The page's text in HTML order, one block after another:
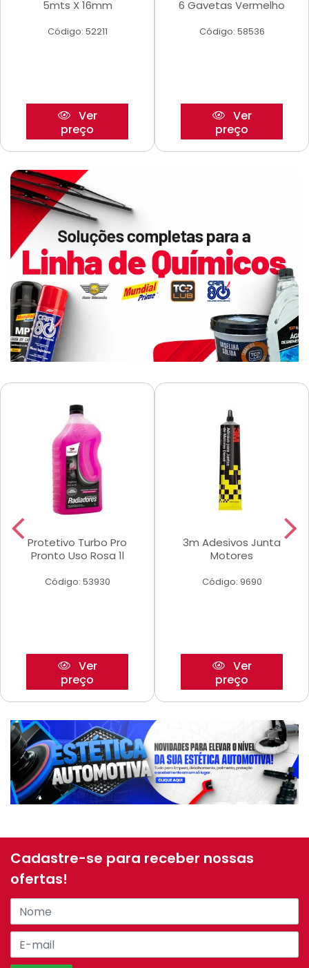
5mts X 16mm
Código: 52211
Ver
preço
6 Gavetas Vermelho
Código: 58536
Ver
preço
Protetivo Turbo Pro
Pronto Uso Rosa 1l
Código: 53930
Ver
preço
3m Adesivos Junta
Motores
Código: 9690
Ver
preço
Cadastre-se para receber nossas
ofertas!